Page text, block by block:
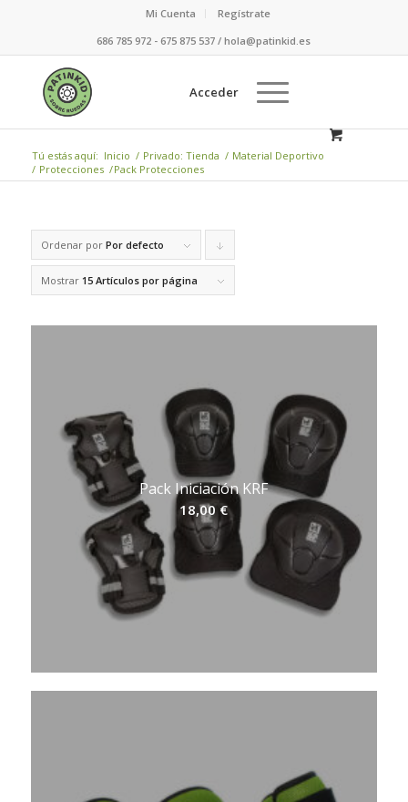
Mi Cuenta
Regístrate
686 785 972 - 675 875 537 / hola@patinkid.es
Acceder
Tú estás aquí: Inicio / Privado: Tienda / Material Deportivo
/ Protecciones /Pack Protecciones
Ordenar por Por defecto
de
descendente
Mostrar 15 Artículos por página
Pack Iniciación KRF
18,00€